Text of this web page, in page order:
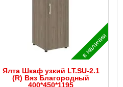
в наличии
Ялта Шкаф узкий LT.SU-2.1
(R) Вяз Благородный
400*450*1195